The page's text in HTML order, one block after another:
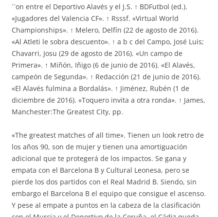
´´on entre el Deportivo Alavés y el J.S. ↑ BDFutbol (ed.).
«Jugadores del Valencia CF». ↑ Rsssf. «Virtual World
Championships». ↑ Melero, Delfín (22 de agosto de 2016).
«Al Atleti le sobra descuento». ↑ a b c del Campo, José Luis;
Chavarri, Josu (29 de agosto de 2016). «Un campo de
Primera». ↑ Miñón, Iñigo (6 de junio de 2016). «El Alavés,
campeón de Segunda». ↑ Redacción (21 de junio de 2016).
«El Alavés fulmina a Bordalás». ↑ Jiménez, Rubén (1 de
diciembre de 2016). «Toquero invita a otra ronda». ↑ James,
Manchester:The Greatest City, pp.
«The greatest matches of all time». Tienen un look retro de
los años 90, son de mujer y tienen una amortiguación
adicional que te protegerá de los impactos. Se gana y
empata con el Barcelona B y Cultural Leonesa, pero se
pierde los dos partidos con el Real Madrid B. Siendo, sin
embargo el Barcelona B el equipo que consigue el ascenso.
Y pese al empate a puntos en la cabeza de la clasificación